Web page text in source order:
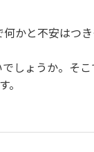
かと不安はつ
しょうか。そ